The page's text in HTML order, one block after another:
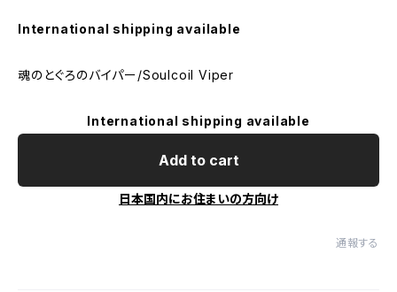
International shipping available
魂のとぐろのバイパー/Soulcoil Viper
International shipping available
Add to cart
日本国内にお住まいの方向け
通報する